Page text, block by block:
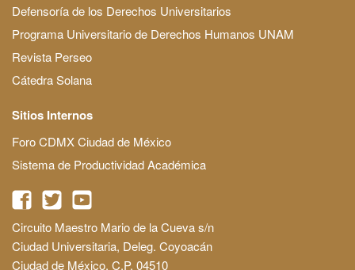
Defensoría de los Derechos Universitarios
Programa Universitario de Derechos Humanos UNAM
Revista Perseo
Cátedra Solana
Sitios Internos
Foro CDMX Ciudad de México
Sistema de Productividad Académica
Circuito Maestro Mario de la Cueva s/n
Ciudad Universitaria, Deleg. Coyoacán
Ciudad de México, C.P. 04510